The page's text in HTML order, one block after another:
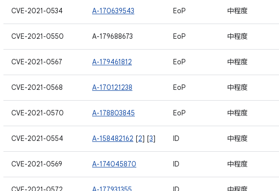
CVE-2021-0534 A-170639543 EoP 中程度
CVE-2021-0550 A-179688673 EoP 中程度
CVE-2021-0567 A-179461812 EoP 中程度
CVE-2021-0568 A-170121238 EoP 中程度
CVE-2021-0570 A-178803845 EoP 中程度
CVE-2021-0554 A-158482162 [2] [3] ID 中程度
CVE-2021-0569 A-174045870 ID 中程度